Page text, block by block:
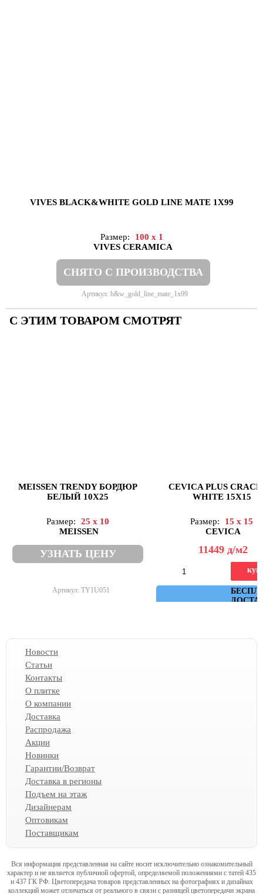
VIVES BLACK&WHITE GOLD LINE MATE 1X99
Размер:
100 x 1
VIVES CERAMICA
СНЯТО С ПРОИЗВОДСТВА
Артикул: b&w_gold_line_mate_1x99
С ЭТИМ ТОВАРОМ СМОТРЯТ
MEISSEN TRENDY БОРДЮР
БЕЛЫЙ 10Х25
Размер:
25 x 10
MEISSEN
УЗНАТЬ ЦЕНУ
Артикул: TY1U051
CEVICA PLUS
WHITE 15X15
Размер:
15 x 15
CEVICA
11449 д/м2
Артикул:
Новости
Статьи
Контакты
О плитке
О компании
Доставка
Распродажа
Акции
Новинки
Гарантии/Возврат
Доставка в регионы
Подъем на этаж
Дизайнерам
Оптовикам
Поставщикам
Вся информация представленная на сайте носит исключительно ознакомительный
характер и не является публичной офертой, определяемой положениями с татей 435
и 437 ГК РФ. Цветопередача товаров представленных на фотографиях и дизайнах
коллекций может отличаться от реального в связи с разницей цветопередачи экрана